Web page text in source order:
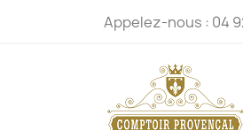
Appelez-nous : 04